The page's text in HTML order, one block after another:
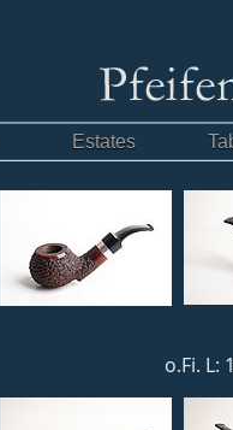
Estates
o.Fi. L: